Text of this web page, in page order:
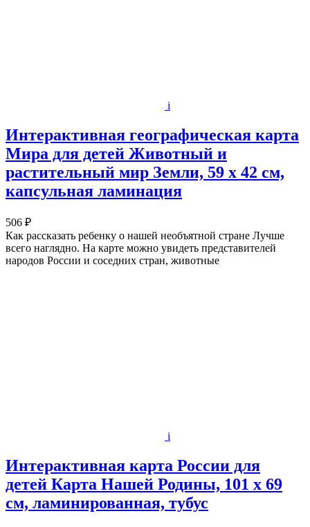
i
Интерактивная географическая карта
Мира для детей Животный и
растительный мир Земли, 59 х 42 см,
капсульная ламинация
506 ₽
Как рассказать ребенку о нашей необъятной стране Лучше
всего наглядно. На карте можно увидеть представителей
народов России и соседних стран, животные
i
Интерактивная карта России для
детей Карта Нашей Родины, 101 х 69
см, ламинированная, тубус